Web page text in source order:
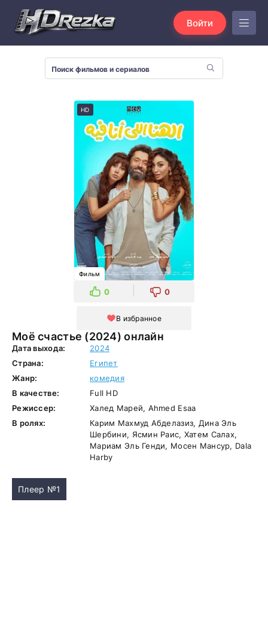
Войти
Моё счастье (2024) онлайн
HD
Фильм
0 0
В избранное
Дата выхода:
2024
Страна:
Египет
Жанр:
комедия
В качестве:
Full HD
Режиссер:
Халед Марей, Ahmed Esaa
В ролях:
Карим Махмуд Абделазиз, Дина Эль
Шербини, Ясмин Раис, Хатем Салах,
Мариам Эль Генди, Мосен Мансур, Dala
Harby
Плеер №1